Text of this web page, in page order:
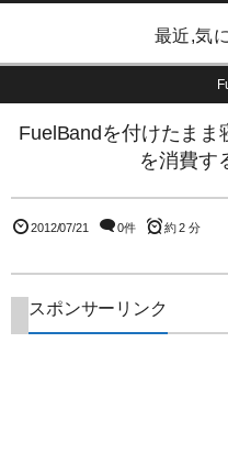
最近,気
FuelBandを付けたまま
を消費す
2012/07/21 0件 約 2 分
スポンサーリンク